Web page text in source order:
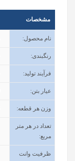
مشخصات
نام محصول:
رنگبندی:
فرآیند تولید:
عیار بتن:
وزن هر قطعه:
تعداد در هر متر
مربع:
ظرفیت وانت